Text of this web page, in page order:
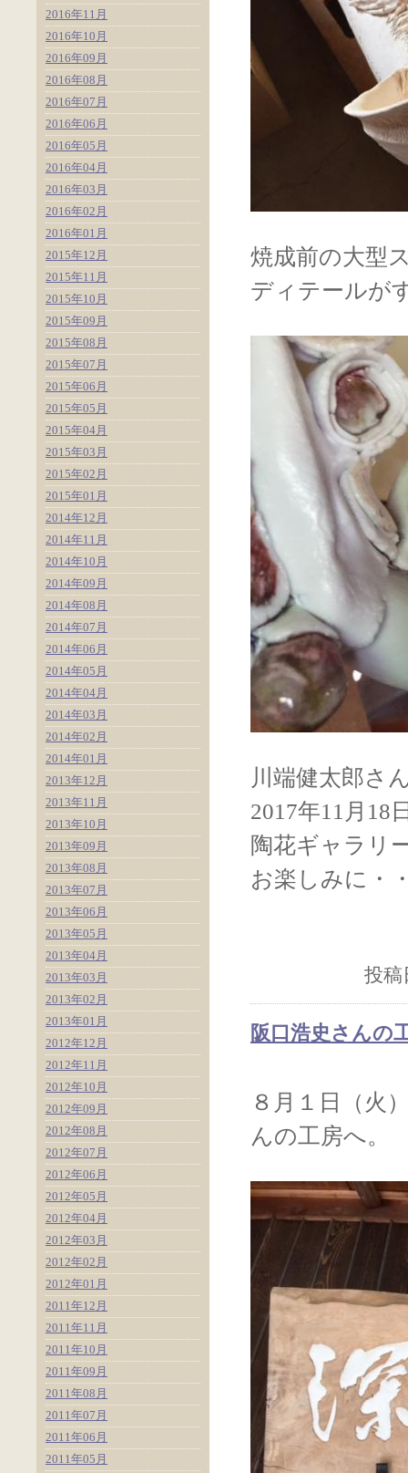
焼成前の大型
ディテールが
川端健太郎さ
2017年11月18
陶花ギャラリ
お楽しみに・
投稿
阪口浩史さんの
８月１日（火
んの工房へ。
2016年11月
2016年10月
2016年09月
2016年08月
2016年07月
2016年06月
2016年05月
2016年04月
2016年03月
2016年02月
2016年01月
2015年12月
2015年11月
2015年10月
2015年09月
2015年08月
2015年07月
2015年06月
2015年05月
2015年04月
2015年03月
2015年02月
2015年01月
2014年12月
2014年11月
2014年10月
2014年09月
2014年08月
2014年07月
2014年06月
2014年05月
2014年04月
2014年03月
2014年02月
2014年01月
2013年12月
2013年11月
2013年10月
2013年09月
2013年08月
2013年07月
2013年06月
2013年05月
2013年04月
2013年03月
2013年02月
2013年01月
2012年12月
2012年11月
2012年10月
2012年09月
2012年08月
2012年07月
2012年06月
2012年05月
2012年04月
2012年03月
2012年02月
2012年01月
2011年12月
2011年11月
2011年10月
2011年09月
2011年08月
2011年07月
2011年06月
2011年05月